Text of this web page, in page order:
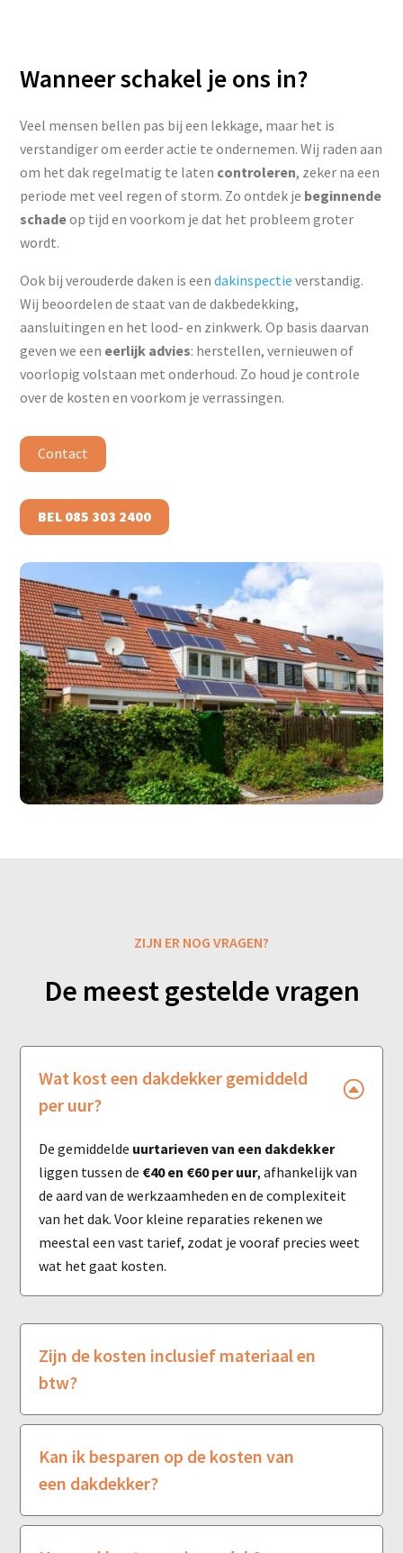
Wanneer schakel je ons in?
Veel mensen bellen pas bij een lekkage, maar het is
verstandiger om eerder actie te ondernemen. Wij raden aan
om het dak regelmatig te laten controleren, zeker na een
periode met veel regen of storm. Zo ontdek je beginnende
schadeop tijd en voorkom je dat het probleem groter
wordt.
Ook bij verouderde daken is eendakinspectie verstandig.
Wij beoordelen de staat van de dakbedekking,
aansluitingen en het lood- en zinkwerk. Op basis daarvan
geven we een eerlijk advies: herstellen, vernieuwen of
voorlopig volstaan met onderhoud. Zo houd je controle
over de kosten en voorkom je verrassingen.
Contact
BEL 085 303 2400
ZIJN ER NOG VRAGEN?
De meest gestelde vragen
Wat kost een dakdekker gemiddeld
per uur?
De gemiddelde uurtarieven van een dakdekker
liggen tussen de €40 en €60 per uur, afhankelijk van
de aard van de werkzaamheden en de complexiteit
van het dak. Voor kleine reparaties rekenen we
meestal een vast tarief, zodat je vooraf precies weet
wat het gaat kosten.
Zijn de kosten inclusief materiaal en
btw?
Kan ik besparen op de kosten van
een dakdekker?